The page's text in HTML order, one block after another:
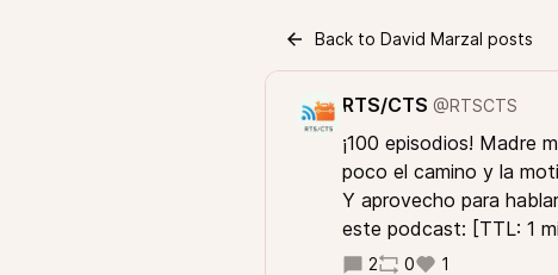
Back to David Marzal posts
RTS/CTS @RTSCTS
¡100 episodios! Madre
poco el camino y la
Y aprovecho para
este podcast: [TTL: 1
2
0 1